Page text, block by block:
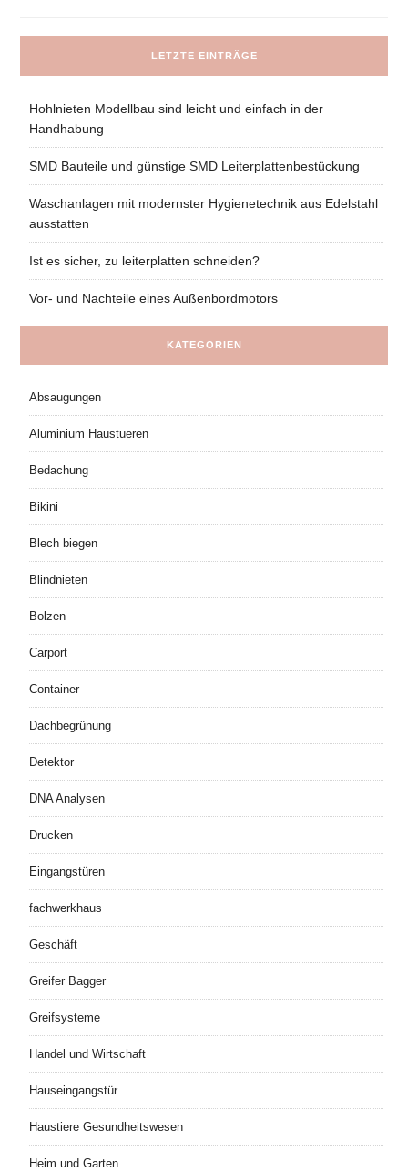
LETZTE EINTRÄGE
Hohlnieten Modellbau sind leicht und einfach in der
Handhabung
SMD Bauteile und günstige SMD Leiterplattenbestückung
Waschanlagen mit modernster Hygienetechnik aus Edelstahl
ausstatten
Ist es sicher, zu leiterplatten schneiden?
Vor- und Nachteile eines Außenbordmotors
KATEGORIEN
Absaugungen
Aluminium Haustueren
Bedachung
Bikini
Blech biegen
Blindnieten
Bolzen
Carport
Container
Dachbegrünung
Detektor
DNA Analysen
Drucken
Eingangstüren
fachwerkhaus
Geschäft
Greifer Bagger
Greifsysteme
Handel und Wirtschaft
Hauseingangstür
Haustiere Gesundheitswesen
Heim und Garten